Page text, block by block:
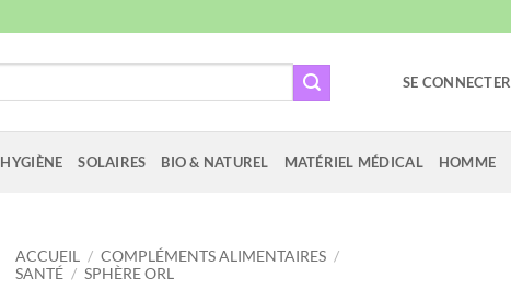
SE CONNECTER
HYGIÈNE SOLAIRES BIO & NATUREL MATÉRIEL MÉDICAL HOMME
ACCUEIL / COMPLÉMENTS ALIMENTAIRES /
SANTÉ / SPHÈRE ORL